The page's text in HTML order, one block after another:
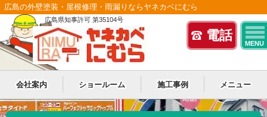
電話
MENU
広島の外壁塗装・屋根修理・雨漏りならヤネカベにむら
広島県知事許可 第35104号
会社案内 ショールーム 施工事例 メニュー